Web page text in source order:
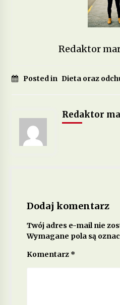
Redaktor
Posted in Dieta oraz
Redaktor
Dodaj komentarz
Twój adres e-mail nie
Wymagane pola są
Komentarz *